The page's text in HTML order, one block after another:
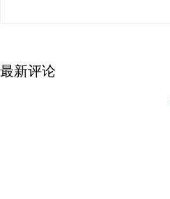
最新评论